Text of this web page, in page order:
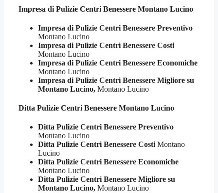
Impresa di Pulizie Centri Benessere Montano Lucino
Impresa di Pulizie Centri Benessere Preventivo
Montano Lucino
Impresa di Pulizie Centri Benessere Costi
Montano Lucino
Impresa di Pulizie Centri Benessere Economiche
Montano Lucino
Impresa di Pulizie Centri Benessere Migliore su
Montano Lucino, Montano Lucino
Ditta Pulizie Centri Benessere Montano Lucino
Ditta Pulizie Centri Benessere Preventivo
Montano Lucino
Ditta Pulizie Centri Benessere CostiMontano
Lucino
Ditta Pulizie Centri Benessere Economiche
Montano Lucino
Ditta Pulizie Centri Benessere Migliore su
Montano Lucino, Montano Lucino